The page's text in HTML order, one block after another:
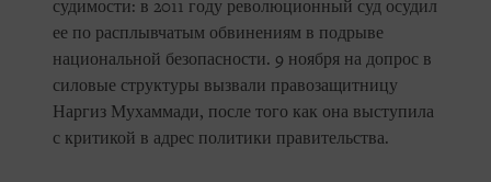
судимости: в 2011 году революционный суд осудил
ее по расплывчатым обвинениям в подрыве
национальной безопасности. 9 ноября на допрос в
силовые структуры вызвали правозащитницу
Наргиз Мухаммади, после того как она выступила
с критикой в адрес политики правительства.